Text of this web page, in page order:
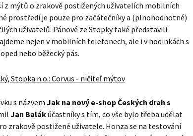
z mýtů o zrakově postižených uživatelích mobilních
prostředí je pouze pro začátečníky a (plnohodnotné)
uživatelů. Pánové ze Stopky také představili
nejen v mobilních telefonech, ale i v hodinkách s
nebo běžecký pás.
s názvem Jak na nový e-shop Českých drah s
Jan Balákúčastníky s tím, co vše bylo třeba udělat
zrakově postižené uživatele. Honza se na testování